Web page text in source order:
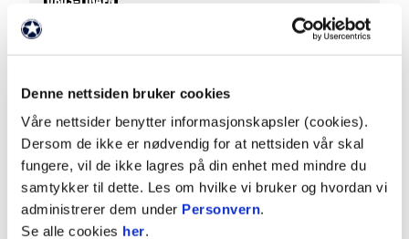
Denne nettsiden bruker cookies
Våre nettsider benytter informasjonskapsler (cookies).
Dersom de ikke er nødvendig for at nettsiden vår skal
fungere, vil de ikke lagres på din enhet med mindre du
samtykker til dette. Les om hvilke vi bruker og hvordan vi
administrerer dem under Personvern.
Se alle cookies her.
Stabæk fikk sin revansje, og kunne reise hjem
med tre poeng i sekken og tabelltopp etter